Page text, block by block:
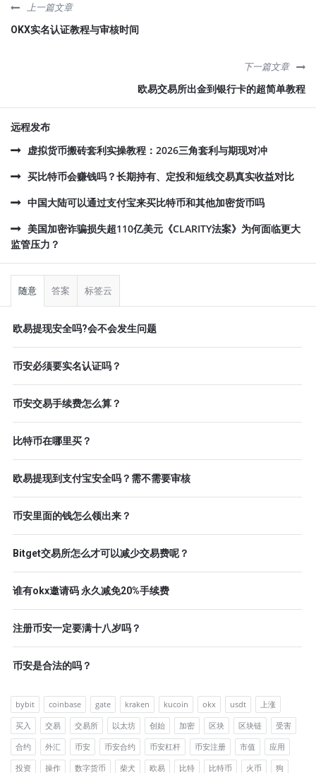
上一篇文章
OKX实名认证教程与审核时间
下一篇文章
欧易交易所出金到银行卡的超简单教程
远程发布
虚拟货币搬砖套利实操教程：2026三角套利与期现对冲
买比特币会赚钱吗？长期持有、定投和短线交易真实收益对比
中国大陆可以通过支付宝来买比特币和其他加密货币吗
美国加密诈骗损失超110亿美元《CLARITY法案》为何面临更大
监管压力？
侧
随意 答案 标签云
欧易提现安全吗?会不会发生问题
币安必须要实名认证吗？
币安交易手续费怎么算？
比特币在哪里买？
欧易提现到支付宝安全吗？需不需要审核
币安里面的钱怎么领出来？
Bitget交易所怎么才可以减少交易费呢？
谁有okx邀请码 永久减免20%手续费
注册币安一定要满十八岁吗？
币安是合法的吗？
bybit coinbase gate kraken kucoin okx usdt
上涨
买入
交易 交易所 以太坊 创始 加密 区块 区块链
受害
合约
外汇 币安 币安合约 币安杠杆 币安注册 市值
应用
投资
操作 数字货币 柴犬 欧易 比特 比特币 火币 狗